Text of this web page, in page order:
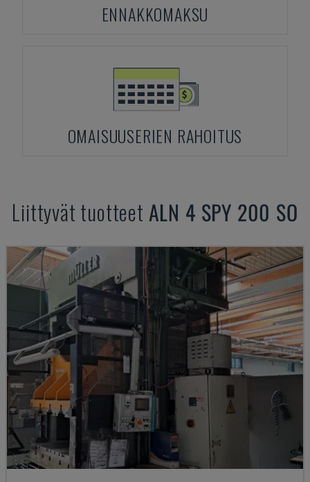
ENNAKKOMAKSU
OMAISUUSERIEN RAHOITUS
Liittyvät tuotteet ALN 4 SPY 200 SO